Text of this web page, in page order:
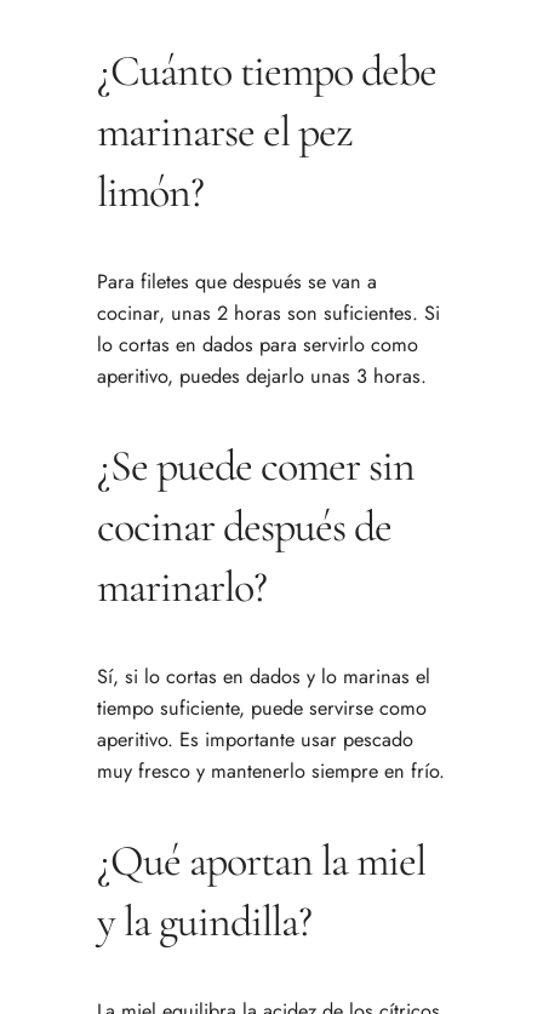
¿Cuánto tiempo debe
marinarse el pez
limón?
Para filetes que después se van a
cocinar, unas 2 horas son suficientes. Si
lo cortas en dados para servirlo como
aperitivo, puedes dejarlo unas 3 horas.
¿Se puede comer sin
cocinar después de
marinarlo?
Sí, si lo cortas en dados y lo marinas el
tiempo suficiente, puede servirse como
aperitivo. Es importante usar pescado
muy fresco y mantenerlo siempre en frío.
¿Qué aportan la miel
y la guindilla?